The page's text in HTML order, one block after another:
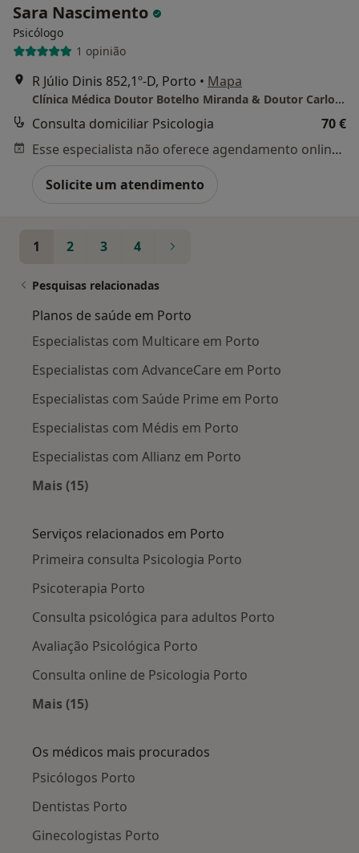
Sara Nascimento
Psicólogo
1 opinião
R Júlio Dinis 852,1º-D, Porto • Mapa
Clínica Médica Doutor Botelho Miranda & Doutor Carlos Miranda
Consulta domiciliar Psicologia
70 €
Esse especialista não oferece agendamento online para esse endereço.
Solicite um atendimento
1 2 3 4
Pesquisas relacionadas
Planos de saúde em Porto
Especialistas com Multicare em Porto
Especialistas com AdvanceCare em Porto
Especialistas com Saúde Prime em Porto
Especialistas com Médis em Porto
Especialistas com Allianz em Porto
Mais (15)
Serviços relacionados em Porto
Primeira consulta Psicologia Porto
Psicoterapia Porto
Consulta psicológica para adultos Porto
Avaliação Psicológica Porto
Consulta online de Psicologia Porto
Mais (15)
Os médicos mais procurados
Psicólogos Porto
Dentistas Porto
Ginecologistas Porto